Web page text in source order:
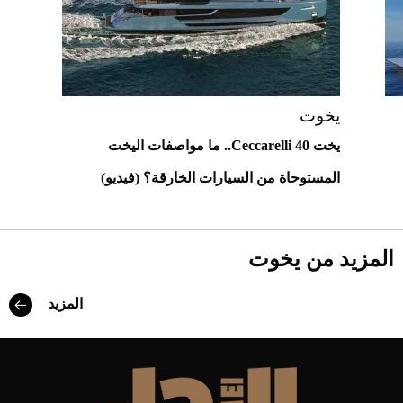
أغلى 10 عطور في العالم للرجال تمنحك فخامة
استثنائية
2026-07-23
يخوت
يخت Ceccarelli 40.. ما مواصفات اليخت
المستوحاة من السيارات الخارقة؟ (فيديو)
المزيد من يخوت
المزيد